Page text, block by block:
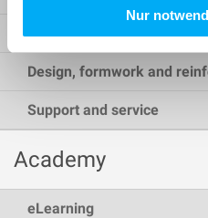
Nur
BIM workflow
Design, formwork and
Support and service
Academy
eLearning